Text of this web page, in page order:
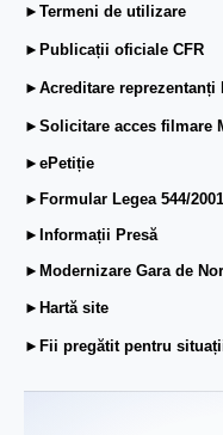
►Termeni de utilizare
►Publicații oficiale CFR
►Acreditare reprezentanți
►Solicitare acces filmare
►ePetiție
►Formular Legea 544/2001
►Informații Presă
►Modernizare Gara de
►Hartă site
►Fii pregătit pentru